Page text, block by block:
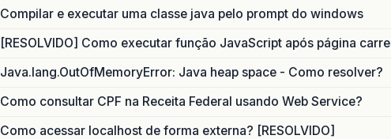
Compilar e executar uma classe java pelo prompt do windows
[RESOLVIDO] Como executar função JavaScript após página
Java.lang.OutOfMemoryError: Java heap space - Como resolver?
Como consultar CPF na Receita Federal usando Web Service?
Como acessar localhost de forma externa? [RESOLVIDO]